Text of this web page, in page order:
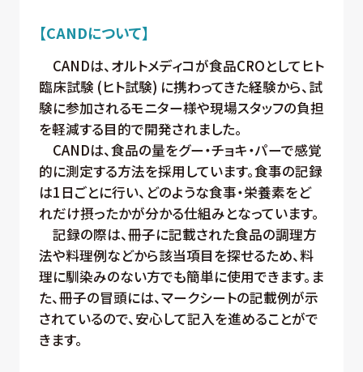
【CANDについて】
CANDは、オルトメディコが食品CROとしてヒト
臨床試験 (ヒト試験) に携わってきた経験から、試
験に参加されるモニター様や現場スタッフの負担
を軽減する目的で開発されました。
CANDは、食品の量をグー・チョキ・パーで感覚
的に測定する方法を採用しています。食事の記録
は1日ごとに行い、どのような食事・栄養素をど
れだけ摂ったかが分かる仕組みとなっています。
記録の際は、冊子に記載された食品の調理方
法や料理例などから該当項目を探せるため、料
理に馴染みのない方でも簡単に使用できます。ま
た、冊子の冒頭には、マークシートの記載例が示
されているので、安心して記入を進めることがで
きます。